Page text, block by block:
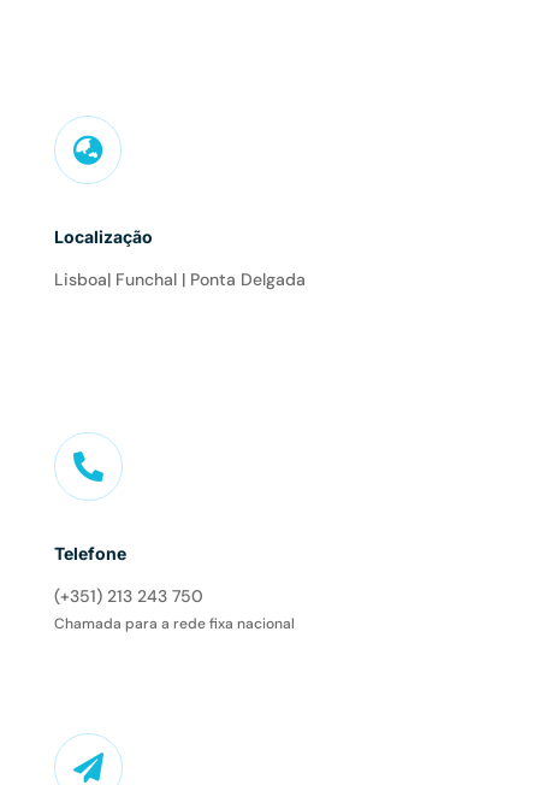

Localização
Lisboa| Funchal | Ponta Delgada

Telefone
(+351) 213 243 750
Chamada para a rede fixa nacional
